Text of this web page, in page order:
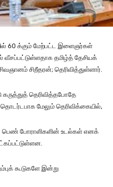
60 க்கும் மேற்பட்ட இளைஞர்கள்
தமிழ்த் தேசியக்
சிறீதரன்; தெரிவித்துள்ளார்.
தெரிவித்தபோதே
மேலும் தெரிவிக்கையில்,
போராளிகளின் உடல்கள் எனக்
கூடுகளே இன்று